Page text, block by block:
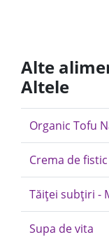
Alte
Altele
Organic Tofu
Crema de
Tăiței subțiri -
Supa de vita